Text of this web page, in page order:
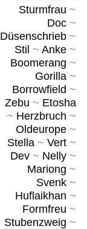
Sturmfrau ~
Doc~
Düsenschrieb~
Stil ~ Anke~
Boomerang ~
Gorilla~
Borrowfield ~
Zebu ~ Etosha
~ Herzbruch ~
Oldeurope~
Stella~ Vert~
Dev~ Nelly~
Mariong ~
Svenk~
Huflaikhan ~
Formfreu ~
Stubenzweig ~